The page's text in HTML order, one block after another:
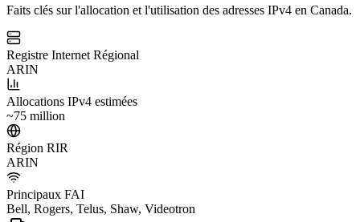
Faits clés sur l'allocation et l'utilisation des adresses IPv4 en Canada.
Registre Internet Régional
ARIN
Allocations IPv4 estimées
~75 million
Région RIR
ARIN
Principaux FAI
Bell, Rogers, Telus, Shaw, Videotron